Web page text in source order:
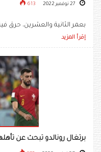
613
بعمر الثانية والعشرين، حرق
إقرأ المزيد
برتغال رونالدو تبحث عن